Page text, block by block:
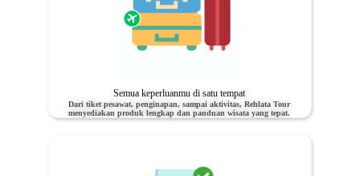
Semua keperluanmu di satu tempat
Dari tiket pesawat, penginapan, sampai aktivitas, Rehlata Tour
menyediakan produk lengkap dan panduan wisata yang tepat.